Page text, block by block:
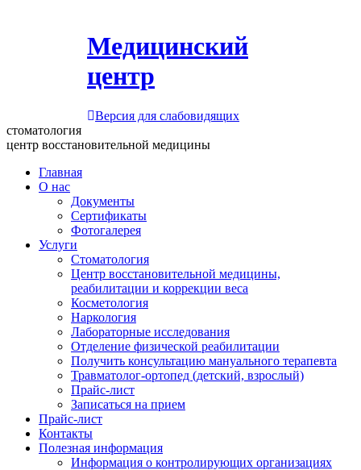
Медицинский
центр
Версия для слабовидящих
стоматология
центр восстановительной медицины
Главная
О нас
Документы
Сертификаты
Фотогалерея
Услуги
Стоматология
Центр восстановительной медицины,
реабилитации и коррекции веса
Косметология
Наркология
Лабораторные исследования
Отделение физической реабилитации
Получить консультацию мануального терапевта
Травматолог-ортопед (детский, взрослый)
Прайс-лист
Записаться на прием
Прайс-лист
Контакты
Полезная информация
Информация о контролирующих организациях